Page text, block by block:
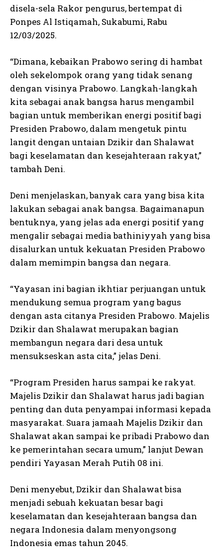
disela-sela Rakor pengurus, bertempat di
Ponpes Al Istiqamah, Sukabumi, Rabu
12/03/2025.
“Dimana, kebaikan Prabowo sering di hambat
oleh sekelompok orang yang tidak senang
dengan visinya Prabowo. Langkah-langkah
kita sebagai anak bangsa harus mengambil
bagian untuk memberikan energi positif bagi
Presiden Prabowo, dalam mengetuk pintu
langit dengan untaian Dzikir dan Shalawat
bagi keselamatan dan kesejahteraan rakyat,”
tambah Deni.
Deni menjelaskan, banyak cara yang bisa kita
lakukan sebagai anak bangsa. Bagaimanapun
bentuknya, yang jelas ada energi positif yang
mengalir sebagai media bathiniyyah yang bisa
disalurkan untuk kekuatan Presiden Prabowo
dalam memimpin bangsa dan negara.
“Yayasan ini bagian ikhtiar perjuangan untuk
mendukung semua program yang bagus
dengan asta citanya Presiden Prabowo. Majelis
Dzikir dan Shalawat merupakan bagian
membangun negara dari desa untuk
mensukseskan asta cita,” jelas Deni.
“Program Presiden harus sampai ke rakyat.
Majelis Dzikir dan Shalawat harus jadi bagian
penting dan duta penyampai informasi kepada
masyarakat. Suara jamaah Majelis Dzikir dan
Shalawat akan sampai ke pribadi Prabowo dan
ke pemerintahan secara umum,” lanjut Dewan
pendiri Yayasan Merah Putih 08 ini.
Deni menyebut, Dzikir dan Shalawat bisa
menjadi sebuah kekuatan besar bagi
keselamatan dan kesejahteraan bangsa dan
negara Indonesia dalam menyongsong
Indonesia emas tahun 2045.